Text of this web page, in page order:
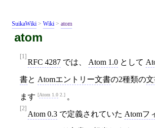
SuikaWiki > Wiki > atom
atom
[1]
RFC 4287 では、 Atom 1.0 として
書と Atomエントリー文書の2種類の
ます Atom 1.0 2. 。
[2]
Atom 0.3 で定義されていた Atomフ